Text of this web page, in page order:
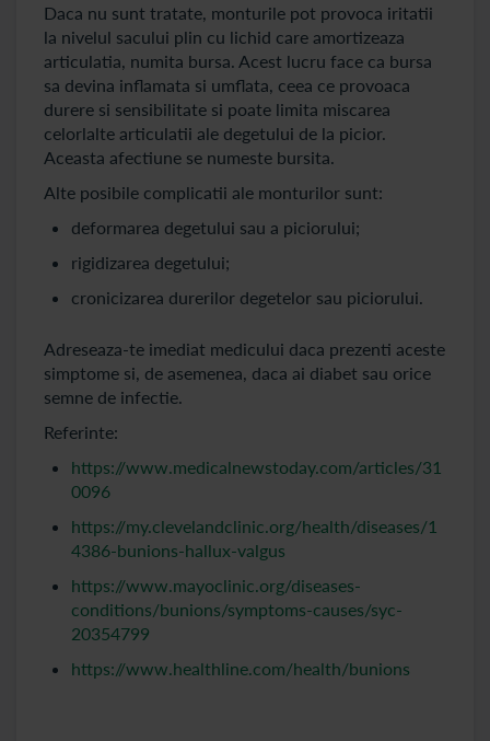
Daca nu sunt tratate, monturile pot provoca iritatii
la nivelul sacului plin cu lichid care amortizeaza
articulatia, numita bursa. Acest lucru face ca bursa
sa devina inflamata si umflata, ceea ce provoaca
durere si sensibilitate si poate limita miscarea
celorlalte articulatii ale degetului de la picior.
Aceasta afectiune se numeste bursita.
Alte posibile complicatii ale monturilor sunt:
deformarea degetului sau a piciorului;
rigidizarea degetului;
cronicizarea durerilor degetelor sau piciorului.
Adreseaza-te imediat medicului daca prezenti aceste
simptome si, de asemenea, daca ai diabet sau orice
semne de infectie.
Referinte:
https://www.medicalnewstoday.com/articles/31
0096
https://my.clevelandclinic.org/health/diseases/1
4386-bunions-hallux-valgus
https://www.mayoclinic.org/diseases-
conditions/bunions/symptoms-causes/syc-
20354799
https://www.healthline.com/health/bunions